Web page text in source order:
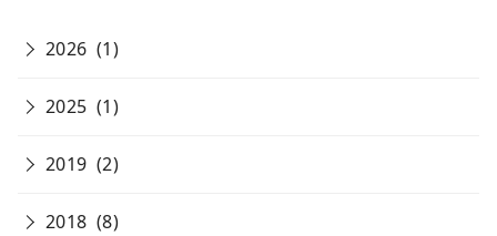
2026 (1)
2025 (1)
2019 (2)
2018 (8)